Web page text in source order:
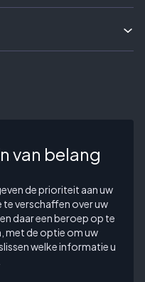
van belang
de prioriteit aan uw
verschaffen over uw
daar een beroep op te
met de optie om uw
welke informatie u